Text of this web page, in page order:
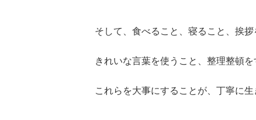
そして、食べること、寝ること、挨
きれいな言葉を使うこと、整理整頓
これらを大事にすることが、丁寧に生